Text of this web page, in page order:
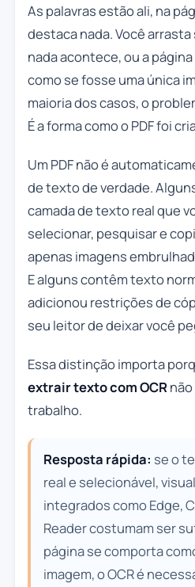
As palavras estão ali, na
destaca nada. Você
nada acontece, ou a
como se fosse uma única
maioria dos casos, o
É a forma como o PDF foi
Um PDF não é
de texto de verdade.
camada de texto real que
selecionar, pesquisar e
apenas imagens
E alguns contêm texto
adicionou restrições de
seu leitor de deixar você
Essa distinção importa
extrair texto com OCRnão
trabalho.
Resposta rápida: se o
real e selecionável,
integrados como Edge,
Reader costumam ser
página se comporta
imagem, o OCR é